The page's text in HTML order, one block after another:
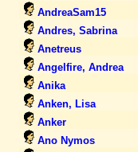
AndreaSam15
Andres, Sabrina
Anetreus
Angelfire, Andrea
Anika
Anken, Lisa
Anker
Ano Nymos